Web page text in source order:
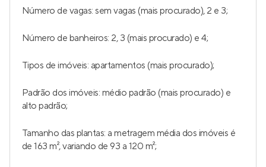
Número de vagas: sem vagas (mais procurado), 2 e 3;
Número de banheiros: 2, 3 (mais procurado) e 4;
Tipos de imóveis: apartamentos (mais procurado);
Padrão dos imóveis: médio padrão (mais procurado) e
alto padrão;
Tamanho das plantas: a metragem média dos imóveis é
de 163 m², variando de 93 a 120 m²;